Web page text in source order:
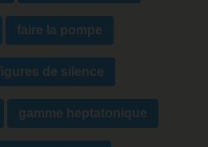
faire la pompe
de silence
gamme heptatonique